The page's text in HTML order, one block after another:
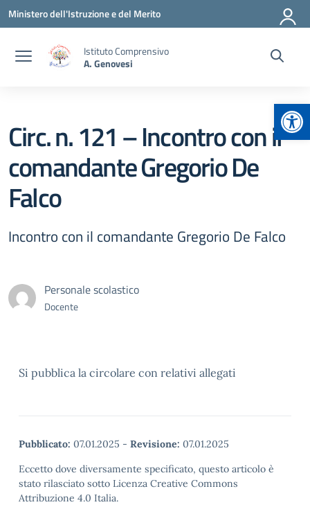
Vai ai contenuti
Vai al menu di navigazione
Vai al footer
Ministero dell'Istruzione e del Merito
Istituto Comprensivo
A. Genovesi
Circ. n. 121 – Incontro con il
comandante Gregorio De
Falco
Incontro con il comandante Gregorio De Falco
Personale scolastico
Docente
Si pubblica la circolare con relativi allegati
Pubblicato: 07.01.2025 - Revisione: 07.01.2025
Eccetto dove diversamente specificato, questo articolo è
stato rilasciato sotto Licenza Creative Commons
Attribuzione 4.0 Italia.